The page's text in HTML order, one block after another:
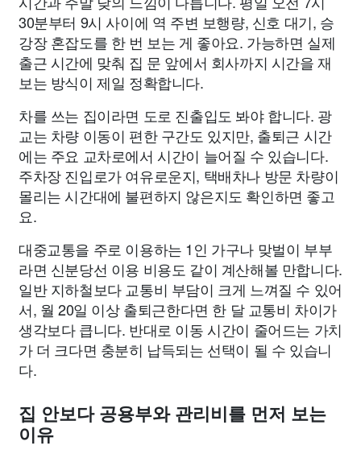
30분부터 9시 사이에 역 주변 보행량, 신호 대기, 승
강장 혼잡도를 한 번 보는 게 좋아요. 가능하면 실제
출근 시간에 맞춰 집 문 앞에서 회사까지 시간을 재
보는 방식이 제일 정확합니다.
차를 쓰는 집이라면 도로 진출입도 봐야 합니다. 광
교는 차량 이동이 편한 구간도 있지만, 출퇴근 시간
에는 주요 교차로에서 시간이 늘어질 수 있습니다.
주차장 진입로가 여유로운지, 택배차나 방문 차량이
몰리는 시간대에 불편하지 않은지도 확인하면 좋고
요.
대중교통을 주로 이용하는 1인 가구나 맞벌이 부부
라면 신분당선 이용 비용도 같이 계산해볼 만합니다.
일반 지하철보다 교통비 부담이 크게 느껴질 수 있어
서, 월 20일 이상 출퇴근한다면 한 달 교통비 차이가
생각보다 큽니다. 반대로 이동 시간이 줄어드는 가치
가 더 크다면 충분히 납득되는 선택이 될 수 있습니
다.
집 안보다 공용부와 관리비를 먼저 보는
이유